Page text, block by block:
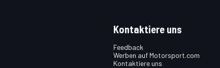
Kontaktiere uns
Feedback
Werben auf Motorsport.com
Kontaktiere uns